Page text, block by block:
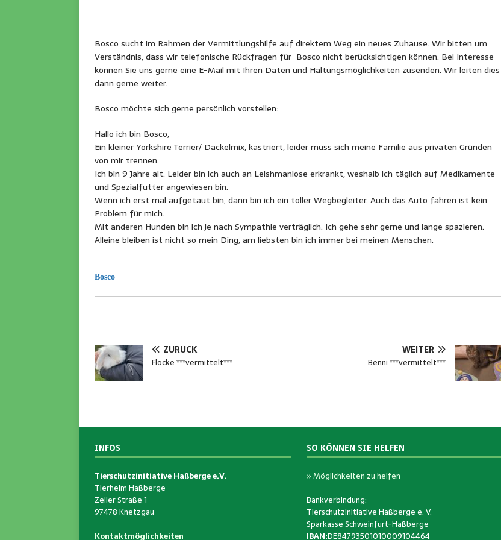
Bosco sucht im Rahmen der Vermittlungshilfe auf direktem Weg ein neues Zuhause. Wir bitten um
Verständnis, dass wir telefonische Rückfragen für Bosco nicht berücksichtigen können. Bei Interesse
können Sie uns gerne eine E-Mail mit Ihren Daten und Haltungsmöglichkeiten zusenden. Wir leiten dies
dann gerne weiter.
Bosco möchte sich gerne persönlich vorstellen:
Hallo ich bin Bosco,
Ein kleiner Yorkshire Terrier/ Dackelmix, kastriert, leider muss sich meine Familie aus privaten Gründen
von mir trennen.
Ich bin 9 Jahre alt. Leider bin ich auch an Leishmaniose erkrankt, weshalb ich täglich auf Medikamente
und Spezialfutter angewiesen bin.
Wenn ich erst mal aufgetaut bin, dann bin ich ein toller Wegbegleiter. Auch das Auto fahren ist kein
Problem für mich.
Mit anderen Hunden bin ich je nach Sympathie verträglich. Ich gehe sehr gerne und lange spazieren.
Alleine bleiben ist nicht so mein Ding, am liebsten bin ich immer bei meinen Menschen.
Bosco
ZURÜCK
Flocke ***vermittelt***
WEITER
Benni ***vermittelt***
INFOS
Tierschutzinitiative Haßberge e.V.
Tierheim Haßberge
Zeller Straße 1
97478 Knetzgau
Kontaktmöglichkeiten
SO KÖNNEN SIE HELFEN
» Möglichkeiten zu helfen
Bankverbindung:
Tierschutzinitiative Haßberge e. V.
Sparkasse Schweinfurt-Haßberge
IBAN:DE84793501010009104464